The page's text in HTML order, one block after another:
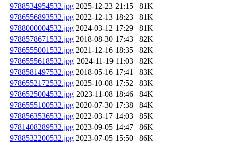
9788534954532.jpg 2025-12-23 21:15
81K
9786556893532.jpg 2022-12-13 18:23
81K
9788000004532.jpg 2024-03-12 17:29
81K
9788578671532.jpg 2018-08-30 17:43
82K
9786555001532.jpg 2021-12-16 18:35
82K
9786555618532.jpg 2024-11-19 11:03
82K
9788581497532.jpg 2018-05-16 17:41
83K
9786552172532.jpg 2025-10-08 17:52
83K
9786525004532.jpg 2023-11-08 18:46
84K
9786555100532.jpg 2020-07-30 17:38
84K
9788563536532.jpg 2022-03-17 14:03
85K
9781408289532.jpg 2023-09-05 14:47
86K
9788532200532.jpg 2023-07-05 15:50
86K